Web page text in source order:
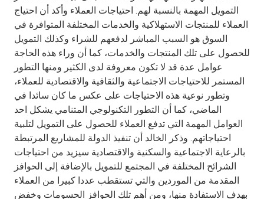
التمويل المهمة بالنسبة لهم. احتياجات العملاء وأكد أن احتياج
العملاء للمنتجات الاستهلاكية والخدمات المختلفة المتوافرة في
السوق هو السبب المباشر لدفعهم للشراء وكذلك التمويل
للحصول على تلك المنتجات والخدمات، كما أن وراء هذه الحاجة
عوامل عدة قد لا تكون معروفة لدى الكثير ومنها التطور
المستمر للاحتياجات الاجتماعية والثقافية والاقتصادية للعملاء،
وتطور نوعية هذه الاحتياجات على عكس ما كان سائدا في
الماضي، كما أن التطور التكنولوجي المتنامي يشكل احد
العوامل المهمة التي تدفع العملاء للحصول على التمويل لتلبية
احتياجاتهم. وذكر الخالد أن تنفيذ الدولة للمشاريع المرتبطة
بالرعاية الاجتماعية والسكنية والاقتصادية سيزيد من احتياجات
الشرائح المختلفة في المجتمع للتمويل بالإضافة إلى الحوافز
المقدمة من الموردين والتي تستقطب عددا كبيرا من العملاء
بهدف الاستفادة منها، ومن أهم تلك الحوافز الحسومات وخفض